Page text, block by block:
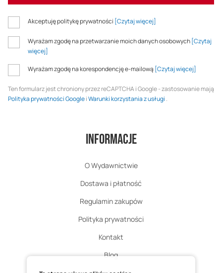
Akceptuję politykę prywatności [Czytaj więcej]
Wyrażam zgodę na przetwarzanie moich danych osobowych[Czytaj
więcej]
Wyrażam zgodę na korespondencję e-mailową [Czytaj więcej]
Ten formularz jest chroniony przez reCAPTCHA i Google - zastosowanie mają
Polityka prywatności GoogleiWarunki korzystania z usługi .
Informacje
O Wydawnictwie
Dostawa i płatność
Regulamin zakupów
Polityka prywatności
Kontakt
Blog